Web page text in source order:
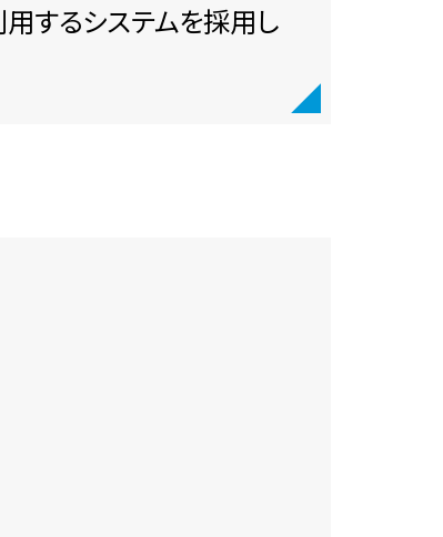
するシステムを採用し